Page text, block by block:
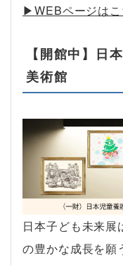
▶︎WEBページはこ
【開館中】日
美術館
日本子ども未来展
の豊かな成長を願